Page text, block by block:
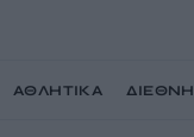
ΑΘΛΗΤΙΚΑ ΔΙΕΘΝΗ